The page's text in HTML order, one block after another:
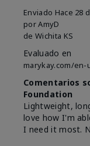
Enviado Hace 28
porAmyD
de Wichita KS
Evaluado en
marykay.com/en-
Comentarios
Foundation
Lightweight,
love how I'm
I need it most.